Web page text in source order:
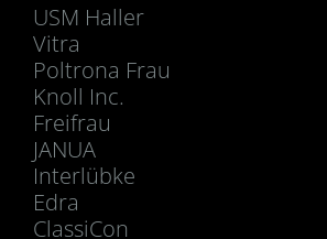
USM Haller
Vitra
Poltrona Frau
Knoll Inc.
Freifrau
JANUA
Interlübke
Edra
ClassiCon